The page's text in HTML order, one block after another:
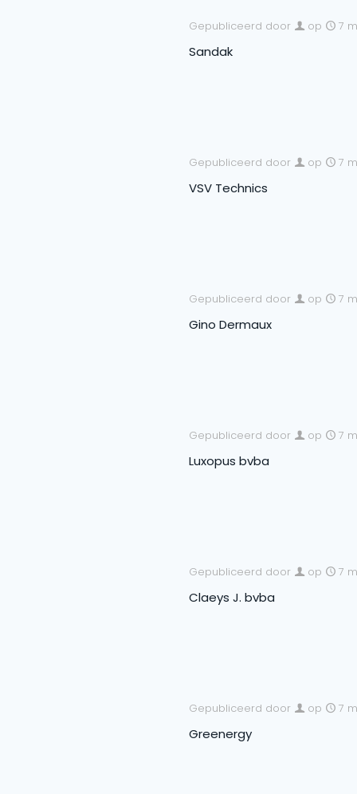
Gepubliceerd door op 7
Sandak
Gepubliceerd door op 7
VSV Technics
Gepubliceerd door op 7
Gino Dermaux
Gepubliceerd door op 7
Luxopus bvba
Gepubliceerd door op 7
Claeys J. bvba
Gepubliceerd door op 7
Greenergy